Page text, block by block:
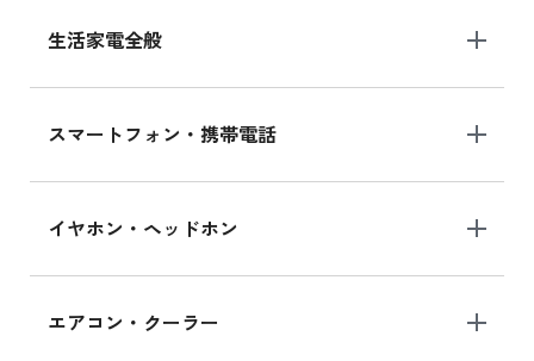
生活家電全般
スマートフォン・携帯電話
イヤホン・ヘッドホン
エアコン・クーラー